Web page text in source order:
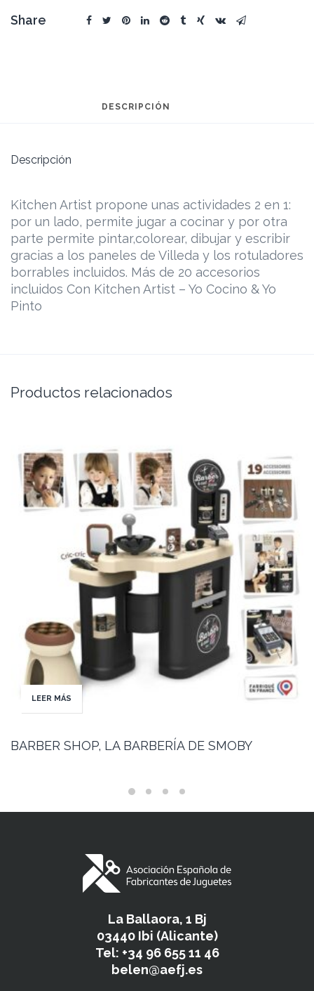
Share
DESCRIPCIÓN
Descripción
Kitchen Artist propone unas actividades 2 en 1:
por un lado, permite jugar a cocinar y por otra
parte permite pintar,colorear, dibujar y escribir
gracias a los paneles de Villeda y los rotuladores
borrables incluidos. Más de 20 accesorios
incluidos Con Kitchen Artist – Yo Cocino & Yo
Pinto
Productos relacionados
LEER MÁS
BARBER SHOP, LA BARBERÍA DE SMOBY
La Ballaora, 1 Bj
03440 Ibi (Alicante)
Tel: +34 96 655 11 46
belen@aefj.es